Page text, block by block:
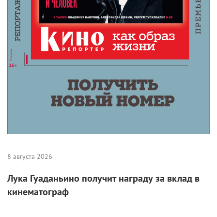
8 августа 2026
Лука Гуаданьино получит награду за вклад в
кинематограф